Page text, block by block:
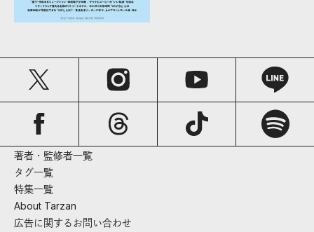
著者・監修者一覧
タグ一覧
特集一覧
About Tarzan
広告に関するお問い合わせ